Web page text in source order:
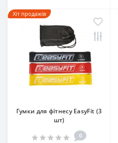
Хіт продажів
Гумки для фітнесу EasyFit (3
шт)
0